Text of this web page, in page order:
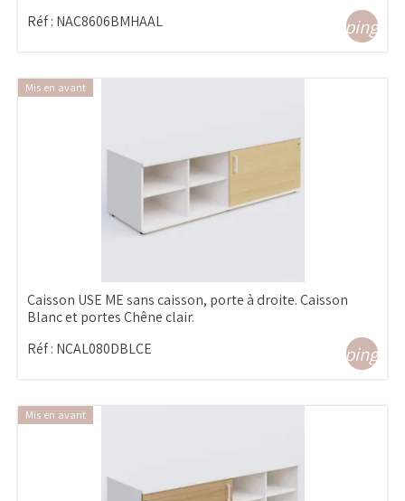
Réf : NAC8606BMHAAL
Mis en avant
Caisson USE ME sans caisson, porte à droite. Caisson
Blanc et portes Chêne clair.
Réf : NCAL080DBLCE
Mis en avant